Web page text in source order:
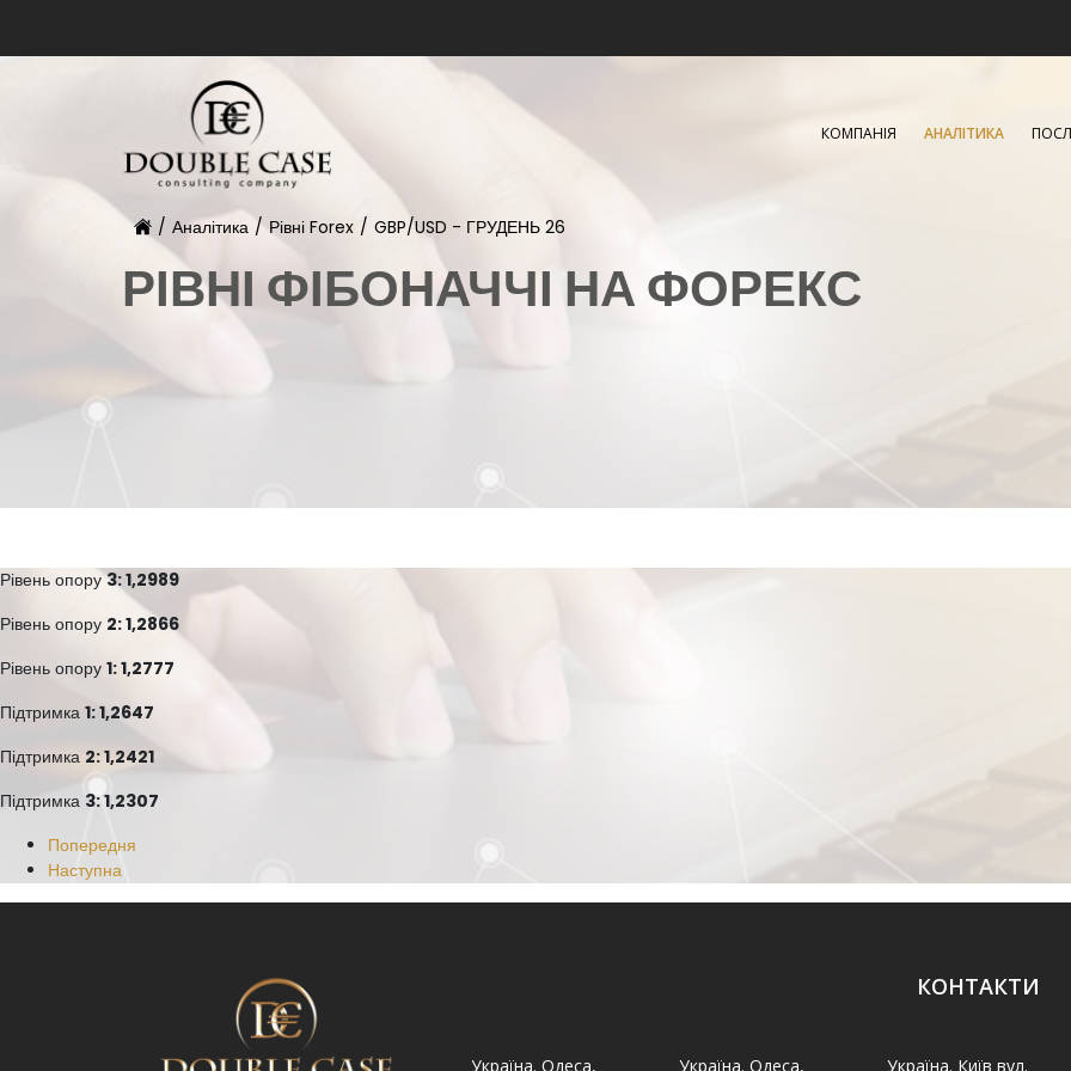
КОМПАНІЯ АНАЛІТИКА
/ Аналітика / Рівні Forex / GBP/USD - ГРУДЕНЬ 26
РІВНІ ФІБОНАЧЧІ НА ФОРЕКС
Рівень опору3: 1,2989
Рівень опору 2: 1,2866
Рівень опору 1: 1,2777
Підтримка 1: 1,2647
Підтримка 2: 1,2421
Підтримка 3: 1,2307
Попередня
Наступна
КОНТАКТИ
Україна. Львів вул. Україна. Львів, просп. Україна. Одеса, Україна. Одеса, Україна. Київ вул.